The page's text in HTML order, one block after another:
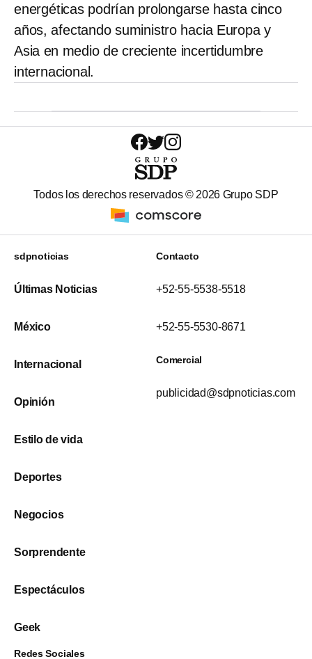
energéticas podrían prolongarse hasta cinco
años, afectando suministro hacia Europa y
Asia en medio de creciente incertidumbre
internacional.
Todos los derechos reservados ©2026 Grupo SDP
sdpnoticias
Últimas Noticias
México
Internacional
Opinión
Estilo de vida
Deportes
Negocios
Sorprendente
Espectáculos
Geek
Contacto
+52-55-5538-5518
+52-55-5530-8671
Comercial
publicidad@sdpnoticias.com
Redes Sociales